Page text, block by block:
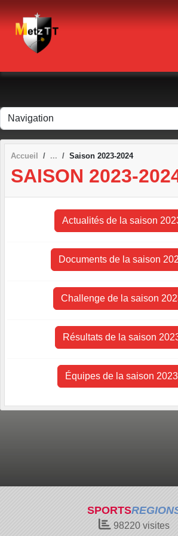
Accueil Saison 2023-2024
SAISON 2023-
Actualités de la saison
Documents de la saison
Challenge de la saison
Résultats de la saison
Équipes de la saison
SPORTS
98220visites